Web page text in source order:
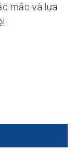
mắc và lựa